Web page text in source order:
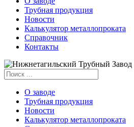
Трубная продукция
Новости
Калькулятор металлопроката
Справочник
Контакты
О заводе
Трубная продукция
Новости
Калькулятор металлопроката